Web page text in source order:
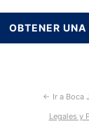
← Ir a Boca
Legales y